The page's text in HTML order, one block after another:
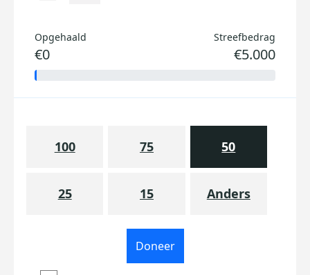
Opgehaald
€0
Streefbedrag
€5.000
100 75 50
25 15 Anders
Doneer